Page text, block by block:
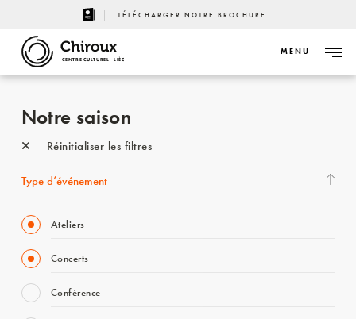
TÉLÉCHARGER NOTRE BROCHURE
CENTRE CULTUREL - LIÈGE
MENU
Notre saison
Réinitialiser les filtres
Type d’événement
Ateliers
Concerts
Conférence